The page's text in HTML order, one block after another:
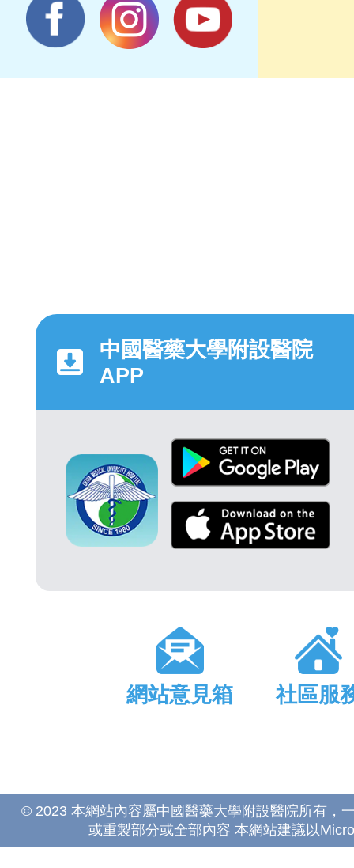
中國醫藥大學附設醫院
APP
網站意見箱 社區服
© 2023 本網站內容屬中國醫藥大學附設醫院所有，
或重製部分或全部內容 本網站建議以